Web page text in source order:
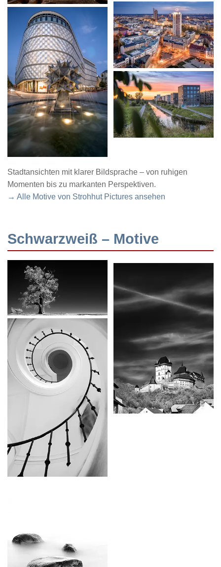
Stadtansichten mit klarer Bildsprache – von ruhigen
Momenten bis zu markanten Perspektiven.
→ Alle Motive von Strohhut Pictures ansehen
Schwarzweiß – Motive